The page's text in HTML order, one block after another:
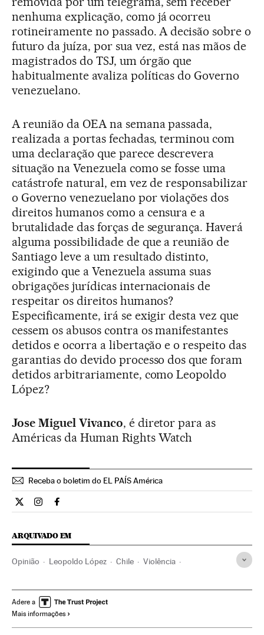
nenhuma explicação, como já ocorreu
rotineiramente no passado. A decisão sobre o
futuro da juíza, por sua vez, está nas mãos de
magistrados do TSJ, um órgão que
habitualmente avaliza políticas do Governo
venezuelano.
A reunião da OEA na semana passada,
realizada a portas fechadas, terminou com
uma declaração que parece descrevera
situação na Venezuela como se fosse uma
catástrofe natural, em vez de responsabilizar
o Governo venezuelano por violações dos
direitos humanos como a censura e a
brutalidade das forças de segurança. Haverá
alguma possibilidade de que a reunião de
Santiago leve a um resultado distinto,
exigindo que a Venezuela assuma suas
obrigações jurídicas internacionais de
respeitar os direitos humanos?
Especificamente, irá se exigir desta vez que
cessem os abusos contra os manifestantes
detidos e ocorra a libertação e o respeito das
garantias do devido processo dos que foram
detidos arbitrariamente, como Leopoldo
López?
Jose Miguel Vivanco, é diretor para as
Américas da Human Rights Watch
Receba o boletim do EL PAÍS América
Opiniao El País Brasil en Twitter
Opiniao El País Brasil en Instagram
Opiniao El País Brasil en Facebook
ARQUIVADO EM
Opinião Leopoldo López Chile Violência
Voluntad Popular Oposição política
América do Sul
Adere a
Mais informações